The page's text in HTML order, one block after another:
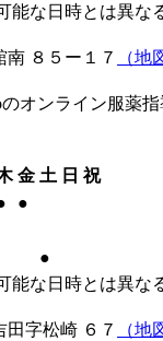
能な日時とは異な
８５ー１７
（地
オンライン服薬
金 土 日 祝
●
●
能な日時とは異な
字松崎 ６７
（地